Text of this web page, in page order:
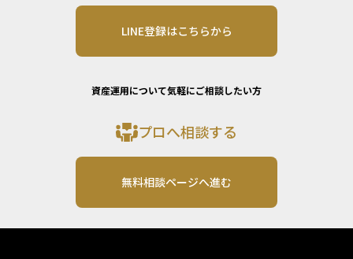
LINE登録はこちらから
資産運用について気軽にご相談したい方
プロへ相談する
無料相談ページへ進む